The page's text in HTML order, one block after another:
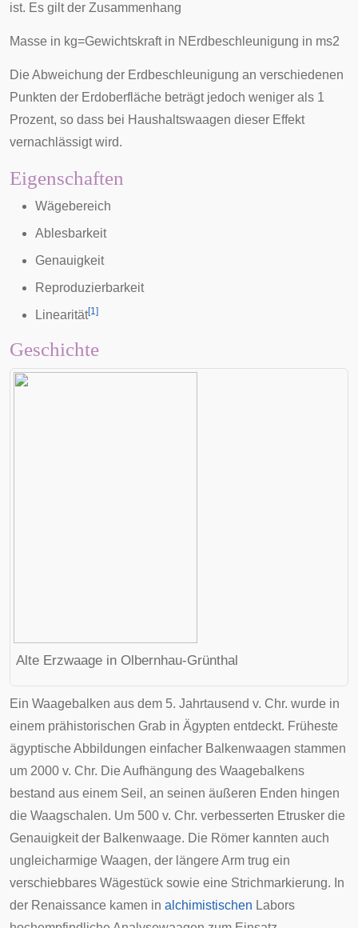
ist. Es gilt der Zusammenhang
Masse in kg=Gewichtskraft in N Erdbeschleunigung in ms2
Die Abweichung der Erdbeschleunigung an verschiedenen
Punkten der Erdoberfläche beträgt jedoch weniger als 1
Prozent, so dass bei Haushaltswaagen dieser Effekt
vernachlässigt wird.
Eigenschaften
Wägebereich
Ablesbarkeit
Genauigkeit
Reproduzierbarkeit
Linearität[1]
Geschichte
Alte Erzwaage in Olbernhau-Grünthal
Ein Waagebalken aus dem 5. Jahrtausend v. Chr. wurde in
einem prähistorischen Grab in Ägypten entdeckt. Früheste
ägyptische Abbildungen einfacher Balkenwaagen stammen
um 2000 v. Chr. Die Aufhängung des Waagebalkens
bestand aus einem Seil, an seinen äußeren Enden hingen
die Waagschalen. Um 500 v. Chr. verbesserten Etrusker die
Genauigkeit der Balkenwaage. Die Römer kannten auch
ungleicharmige Waagen, der längere Arm trug ein
verschiebbares Wägestück sowie eine Strichmarkierung. In
der Renaissance kamen in alchimistischen Labors